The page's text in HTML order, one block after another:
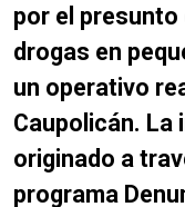
por el
drogas en
un operativo
Caupolicán. La
originado a
programa